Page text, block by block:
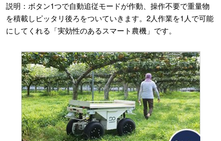
説明：ボタン1つで自動追従モードが作動、操作不要で重量物
を積載しピッタリ後ろをついていきます。2人作業を1人で可能
にしてくれる「実効性のあるスマート農機」です。